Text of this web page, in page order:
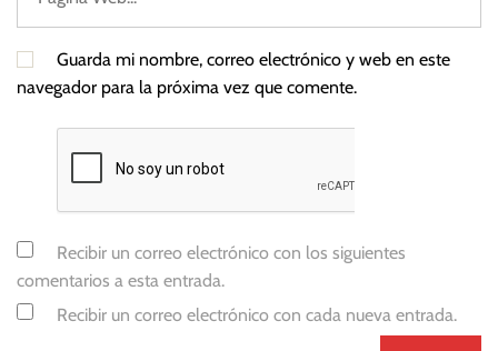
Guarda mi nombre, correo electrónico y web en este
navegador para la próxima vez que comente.
Recibir un correo electrónico con los siguientes
comentarios a esta entrada.
Recibir un correo electrónico con cada nueva entrada.